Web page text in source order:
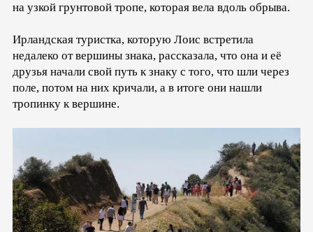
на узкой грунтовой тропе, которая вела вдоль обрыва.
Ирландская туристка, которую Лоис встретила
недалеко от вершины знака, рассказала, что она и её
друзья начали свой путь к знаку с того, что шли через
поле, потом на них кричали, а в итоге они нашли
тропинку к вершине.